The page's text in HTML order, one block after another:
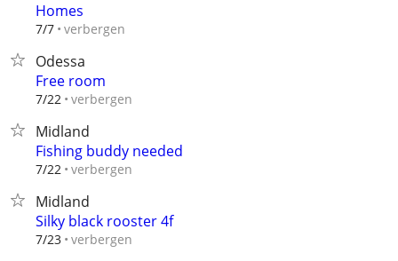
Homes
7/7 verbergen
Odessa
Free room
7/22 verbergen
Midland
Fishing buddy needed
7/22 verbergen
Midland
Silky black rooster 4f
7/23 verbergen